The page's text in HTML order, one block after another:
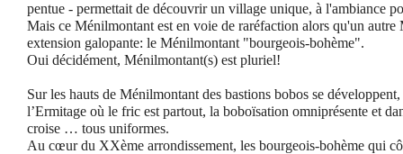
pentue - permettait de découvrir un village unique, à l'ambiance
Mais ce Ménilmontant est en voie de raréfaction alors qu'un
extension galopante: le Ménilmontant "bourgeois-bohème".
Oui décidément, Ménilmontant(s) est pluriel!
Sur les hauts de Ménilmontant des bastions bobos se
l’Ermitage où le fric est partout, la boboïsation omniprésente et
croise … tous uniformes.
Au cœur du XXème arrondissement, les bourgeois-bohème qui